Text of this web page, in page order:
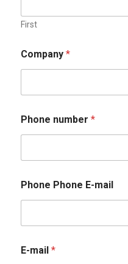
First
Company *
Phone number *
Phone Phone E-mail
E-mail *